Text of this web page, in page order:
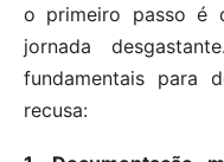
o primeiro passo é
jornada
fundamentais para
recusa: